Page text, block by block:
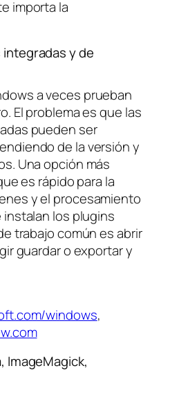
importa la
y de
a veces prueban
El problema es que las
pueden ser
de la versión y
Una opción más
es rápido para la
y el procesamiento
los plugins
trabajo común es abrir
guardar o exportar y
windows,
ImageMagick,